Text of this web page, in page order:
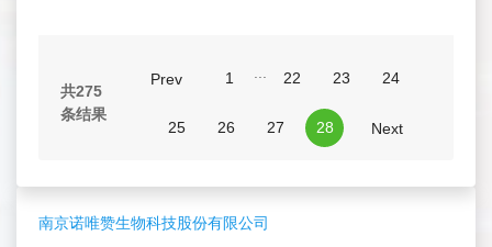
南京诺唯赞生物科技股份有限公司
共275
条结果
Prev 1 22 23 24
25 26 27 28 Next